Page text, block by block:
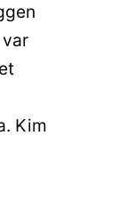
Kim